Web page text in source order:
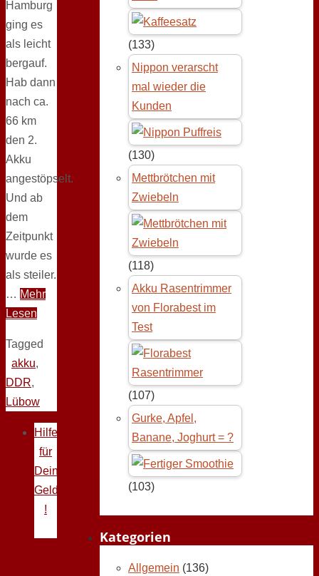
Hamburg
ging es
als leicht
bergauf.
Hab dann
nach ca.
66 km
den 2.
Akku
angestöpselt.
Und ab
dem
Zeitpunkt
wurde es
als steiler.
… Mehr
Lesen
Tagged
akku,
DDR,
Lübow
Hilfe
für
Deine
Geldprobleme
!
(133)
Nippon verarscht
mal wieder die
Kunden
(130)
Mettbrötchen mit
Zwiebeln
(118)
Akku Rasentrimmer
von Florabest im
Test
(107)
Gurke, Apfel,
Banane, Joghurt = ?
(103)
Kategorien
Allgemein (136)